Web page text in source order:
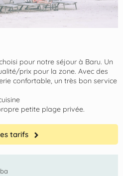
pour notre séjour à Baru. Un
prix pour la zone. Avec des
confortable, un très bon service
petite plage privée.
tarifs